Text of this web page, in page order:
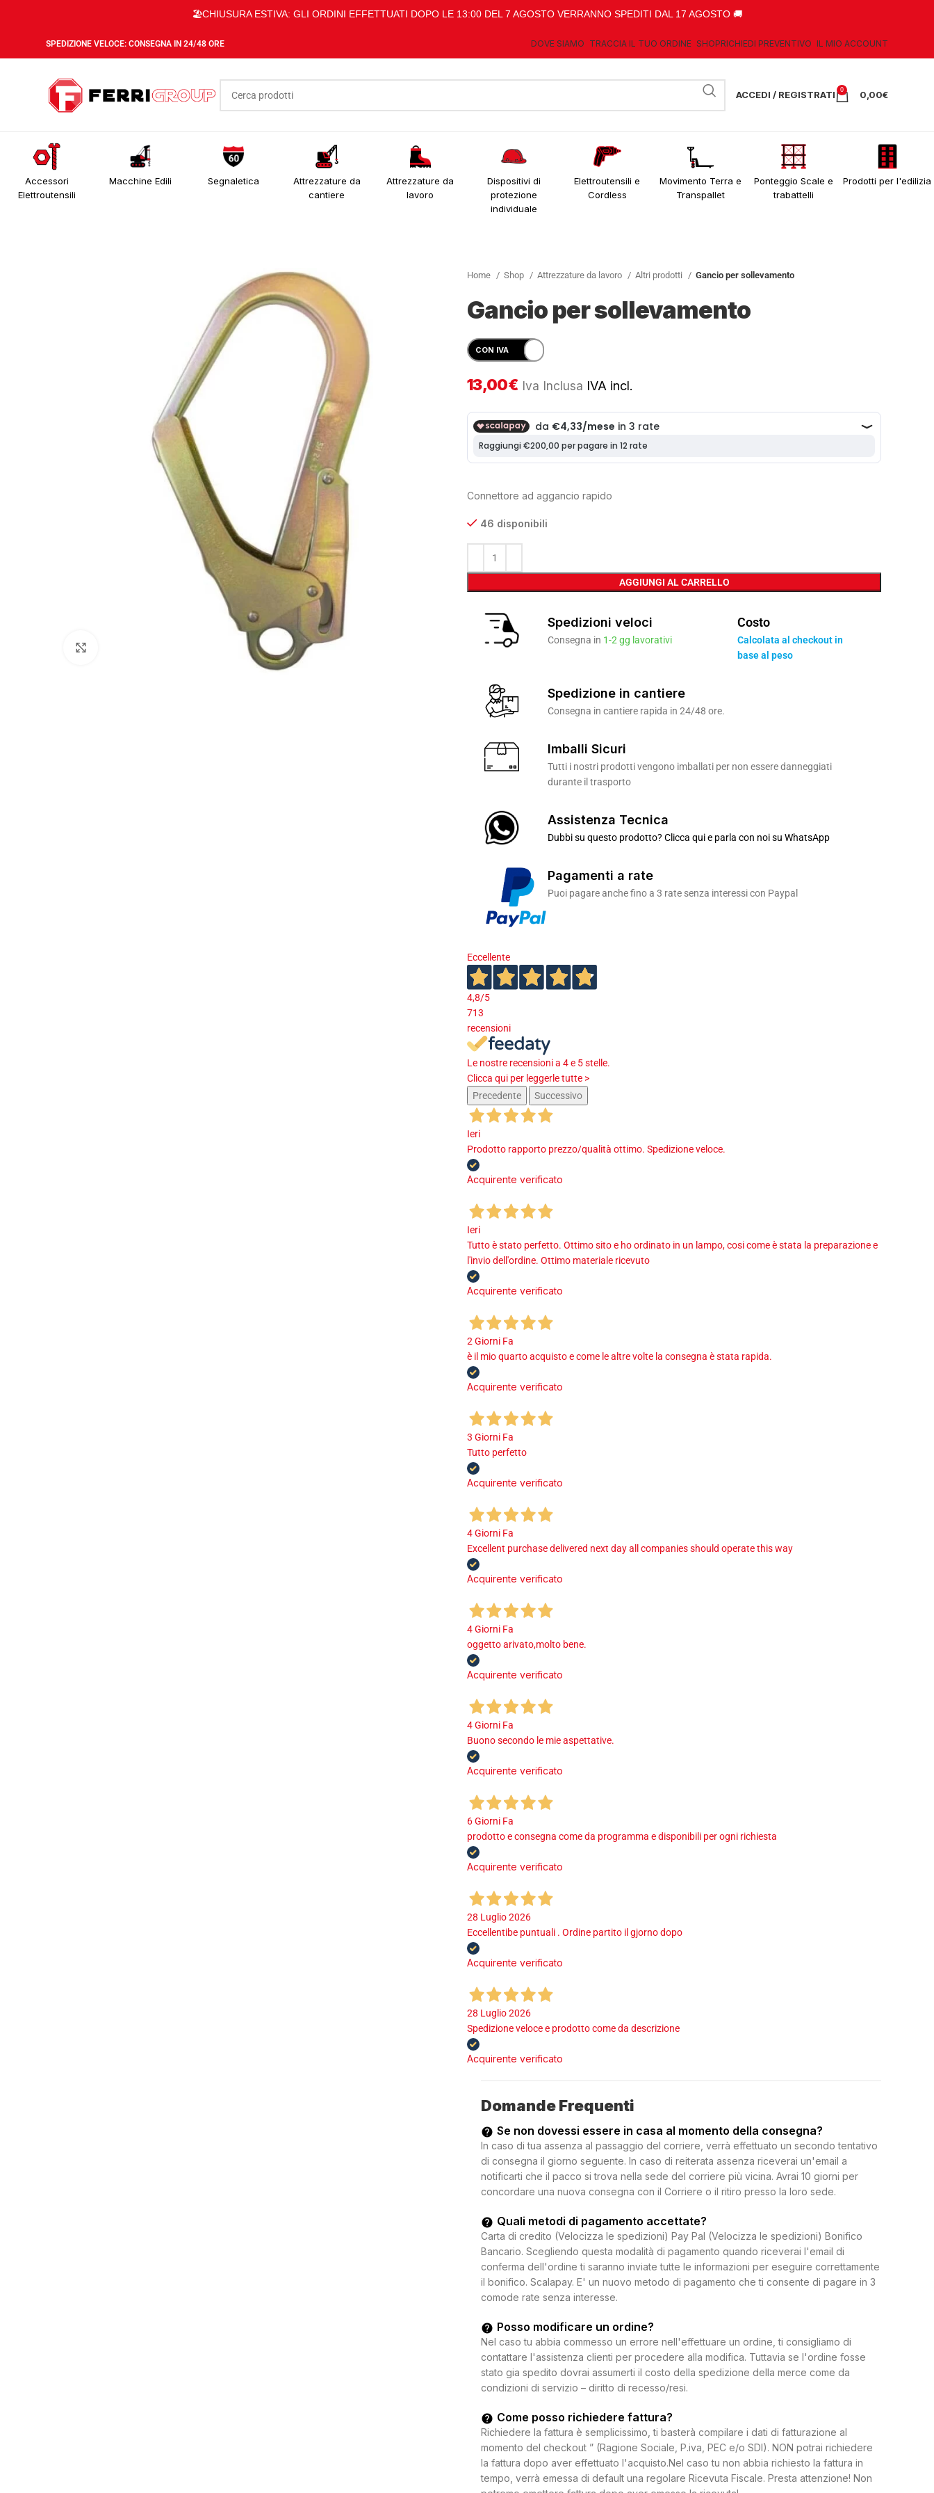
🏖️CHIUSURA ESTIVA: GLI ORDINI EFFETTUATI DOPO LE 13:00 DEL 7 AGOSTO VERRANNO SPEDITI DAL 17 AGOSTO 🚚
SPEDIZIONE VELOCE: CONSEGNA IN 24/48 ORE DOVE SIAMO TRACCIA IL TUO ORDINE SHOPRICHIEDI PREVENTIVO IL MIO ACCOUNT
ACCEDI / REGISTRATI 0 0,00€
Accessori
Elettroutensili
Macchine Edili Segnaletica
Attrezzature da
cantiere
Attrezzature da
lavoro
Dispositivi di
protezione
individuale
Elettroutensili e
Cordless
Movimento Terra e
Transpallet
Ponteggio Scale e
trabattelli
Prodotti per l'edilizia
Home Shop Attrezzature da lavoro Altri prodotti Gancio per sollevamento
Gancio per sollevamento
13,00€ Iva Inclusa IVA incl.
Connettore ad aggancio rapido
46 disponibili
AGGIUNGI AL CARRELLO
Spedizioni veloci
Consegna in 1-2 gg lavorativi
Costo
Calcolata al checkout in
base al peso
Spedizione in cantiere
Consegna in cantiere rapida in 24/48 ore.
Imballi Sicuri
Tutti i nostri prodotti vengono imballati per non essere danneggiati
durante il trasporto
Assistenza Tecnica
Dubbi su questo prodotto? Clicca qui e parla con noi su WhatsApp
Pagamenti a rate
Puoi pagare anche fino a 3 rate senza interessi con Paypal
Eccellente
4,8/5
713
recensioni
Le nostre recensioni a 4 e 5 stelle.
Clicca qui per leggerle tutte >
Precedente
Successivo
Ieri
Prodotto rapporto prezzo/qualità ottimo. Spedizione veloce.
Acquirente verificato
Ieri
Tutto è stato perfetto. Ottimo sito e ho ordinato in un lampo, cosi come è stata la preparazione e
l'invio dell'ordine. Ottimo materiale ricevuto
Acquirente verificato
2 Giorni Fa
è il mio quarto acquisto e come le altre volte la consegna è stata rapida.
Acquirente verificato
3 Giorni Fa
Tutto perfetto
Acquirente verificato
4 Giorni Fa
Excellent purchase delivered next day all companies should operate this way
Acquirente verificato
4 Giorni Fa
oggetto arivato,molto bene.
Acquirente verificato
4 Giorni Fa
Buono secondo le mie aspettative.
Acquirente verificato
6 Giorni Fa
prodotto e consegna come da programma e disponibili per ogni richiesta
Acquirente verificato
28 Luglio 2026
Eccellentibe puntuali . Ordine partito il gjorno dopo
Acquirente verificato
28 Luglio 2026
Spedizione veloce e prodotto come da descrizione
Acquirente verificato
Domande Frequenti
Se non dovessi essere in casa al momento della consegna?
In caso di tua assenza al passaggio del corriere, verrà effettuato un secondo tentativo
di consegna il giorno seguente. In caso di reiterata assenza riceverai un'email a
notificarti che il pacco si trova nella sede del corriere più vicina. Avrai 10 giorni per
concordare una nuova consegna con il Corriere o il ritiro presso la loro sede.
Quali metodi di pagamento accettate?
Carta di credito (Velocizza le spedizioni) Pay Pal (Velocizza le spedizioni) Bonifico
Bancario. Scegliendo questa modalità di pagamento quando riceverai l'email di
conferma dell'ordine ti saranno inviate tutte le informazioni per eseguire correttamente
il bonifico. Scalapay. E' un nuovo metodo di pagamento che ti consente di pagare in 3
comode rate senza interesse.
Posso modificare un ordine?
Nel caso tu abbia commesso un errore nell'effettuare un ordine, ti consigliamo di
contattare l'assistenza clienti per procedere alla modifica. Tuttavia se l'ordine fosse
stato gia spedito dovrai assumerti il costo della spedizione della merce come da
condizioni di servizio – diritto di recesso/resi.
Come posso richiedere fattura?
Richiedere la fattura è semplicissimo, ti basterà compilare i dati di fatturazione al
momento del checkout ” (Ragione Sociale, P.iva, PEC e/o SDI). NON potrai richiedere
la fattura dopo aver effettuato l'acquisto.Nel caso tu non abbia richiesto la fattura in
tempo, verrà emessa di default una regolare Ricevuta Fiscale. Presta attenzione! Non